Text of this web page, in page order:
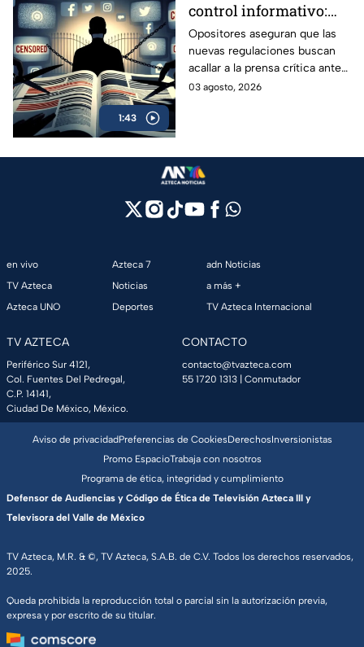
1:43
control informativo:
Oposición alza la voz
contra la censura y la
pérdida de la narrativa
Opositores aseguran que las
nuevas regulaciones buscan
acallar a la prensa crítica ante
la pérdida de la narrativa oficial.
03 agosto, 2026
en vivo
TV Azteca
Azteca UNO
Azteca 7
Noticias
Deportes
adn Noticias
a más +
TV Azteca Internacional
TV AZTECA
Periférico Sur 4121,
Col. Fuentes Del Pedregal,
C.P. 14141,
Ciudad De México, México.
CONTACTO
contacto@tvazteca.com
55 1720 1313 | Conmutador
TV Azteca, M.R. & ©, TV Azteca, S.A.B. de C.V. Todos los derechos reservados,
2025.
Queda prohibida la reproducción total o parcial sin la autorización previa,
expresa y por escrito de su titular.
Aviso de privacidadPreferencias de CookiesDerechosInversionistas
Promo EspacioTrabaja con nosotros
Programa de ética, integridad y cumplimiento
Defensor de Audiencias y Código de Ética de Televisión Azteca III y
Televisora del Valle de México